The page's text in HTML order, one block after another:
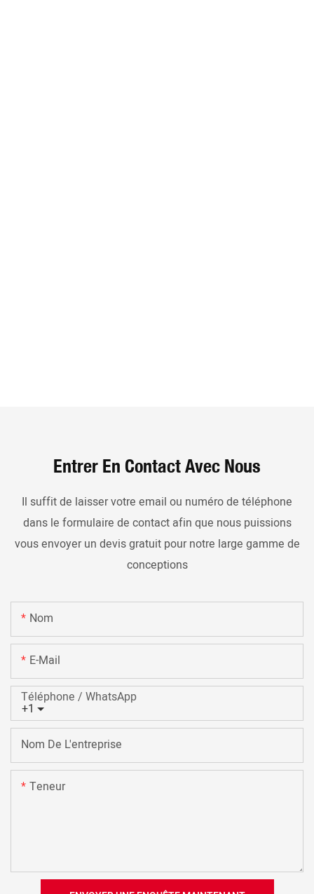
Entrer En Contact Avec Nous
Il suffit de laisser votre email ou numéro de téléphone
dans le formulaire de contact afin que nous puissions
vous envoyer un devis gratuit pour notre large gamme de
conceptions
Nom
E-Mail
+1
Téléphone / WhatsApp
Nom De L'entreprise
Teneur